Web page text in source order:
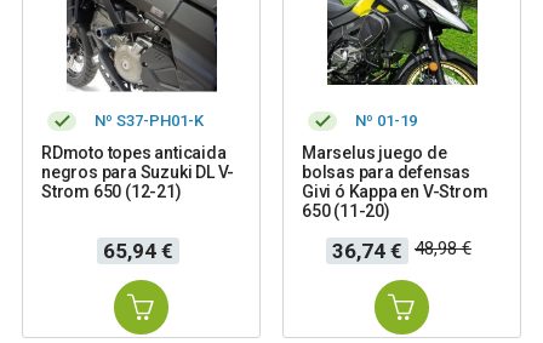
Nº S37-PH01-K
RDmoto topes anticaida
negros para Suzuki DL V-
Strom 650 (12-21)
Precio
65,94 €
Nº 01-19
Marselus juego de
bolsas para defensas
Givi ó Kappa en V-Strom
650 (11-20)
Precio
36,74 €
Precio
base
48,98 €